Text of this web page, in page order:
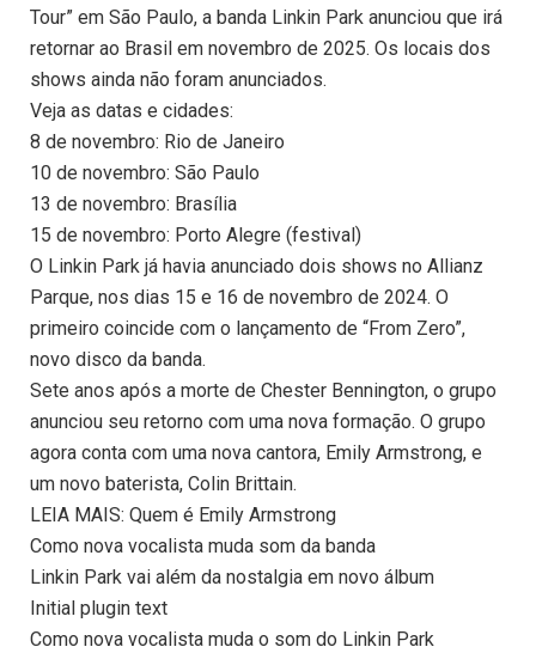
Tour” em São Paulo, a banda Linkin Park anunciou que irá
retornar ao Brasil em novembro de 2025. Os locais dos
shows ainda não foram anunciados.
Veja as datas e cidades:
8 de novembro: Rio de Janeiro
10 de novembro: São Paulo
13 de novembro: Brasília
15 de novembro: Porto Alegre (festival)
O Linkin Park já havia anunciado dois shows no Allianz
Parque, nos dias 15 e 16 de novembro de 2024. O
primeiro coincide com o lançamento de “From Zero”,
novo disco da banda.
Sete anos após a morte de Chester Bennington, o grupo
anunciou seu retorno com uma nova formação. O grupo
agora conta com uma nova cantora, Emily Armstrong, e
um novo baterista, Colin Brittain.
LEIA MAIS: Quem é Emily Armstrong
Como nova vocalista muda som da banda
Linkin Park vai além da nostalgia em novo álbum
Initial plugin text
Como nova vocalista muda o som do Linkin Park